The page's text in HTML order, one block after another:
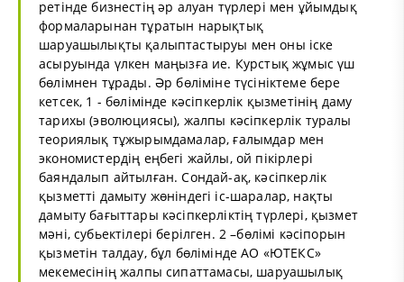
ретінде бизнестің әр алуан түрлері мен ұйымдық
формаларынан тұратын нарықтық
шаруашылықты қалыптастыруы мен оны іске
асыруында үлкен маңызға ие. Курстық жұмыс үш
бөлімнен тұрады. Әр бөліміне түсініктеме бере
кетсек, 1 - бөлімінде кәсіпкерлік қызметінің даму
тарихы (эволюциясы), жалпы кәсіпкерлік туралы
теориялық тұжырымдамалар, ғалымдар мен
экономистердің еңбегі жайлы, ой пікірлері
баяндалып айтылған. Сондай-ақ, кәсіпкерлік
қызметті дамыту жөніндегі іс-шаралар, нақты
дамыту бағыттары кәсіпкерліктің түрлері, қызмет
мәні, субьектілері берілген. 2 –бөлімі кәсіпорын
қызметін талдау, бұл бөлімінде АО «ЮТЕКС»
мекемесінің жалпы сипаттамасы, шаруашылық